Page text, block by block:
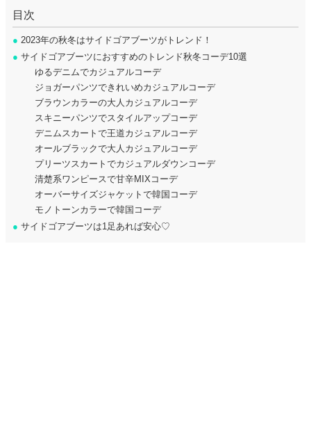
目次
● 2023年の秋冬はサイドゴアブーツがトレンド！
● サイドゴアブーツにおすすめのトレンド秋冬コーデ10選
ゆるデニムでカジュアルコーデ
ジョガーパンツできれいめカジュアルコーデ
ブラウンカラーの大人カジュアルコーデ
スキニーパンツでスタイルアップコーデ
デニムスカートで王道カジュアルコーデ
オールブラックで大人カジュアルコーデ
プリーツスカートでカジュアルダウンコーデ
清楚系ワンピースで甘辛MIXコーデ
オーバーサイズジャケットで韓国コーデ
モノトーンカラーで韓国コーデ
● サイドゴアブーツは1足あれば安心♡